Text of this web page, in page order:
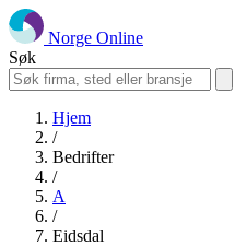
Norge Online
Søk
Hjem
/
Bedrifter
/
A
/
Eidsdal